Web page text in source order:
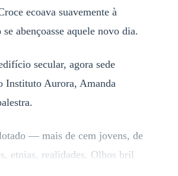
ecoava suavemente à
abençoasse aquele novo dia.
secular, agora sede
Instituto Aurora, Amanda
— mais de cem jovens, de
etnias, realidades. Olhos bril